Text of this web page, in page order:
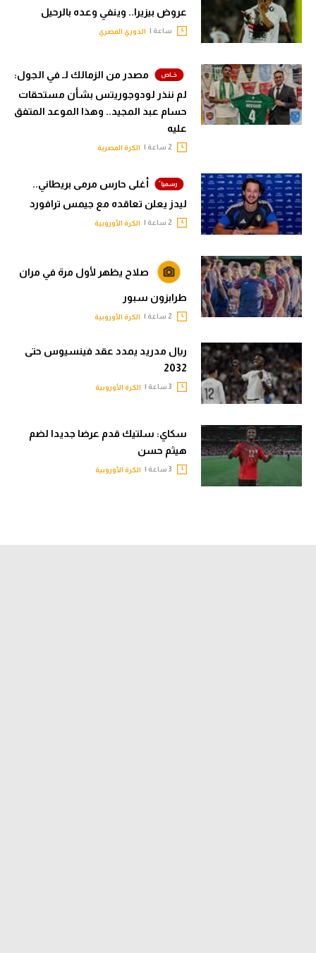
عروض بيزيرا.. وينفي وعده بالرحيل
ساعة | الدوري المصري
مصدر من الزمالك لـ في الجول:
لم ننذر لودوجوريتس بشأن مستحقات
حسام عبد المجيد.. وهذا الموعد المتفق
عليه
الكرة المصرية
أغلى حارس مرمى بريطاني..
ليدز يعلن تعاقده مع جيمس ترافورد
الكرة الأوروبية
صلاح يظهر لأول مرة في مران
طرابزون سبور
الكرة الأوروبية
ريال مدريد يمدد عقد فينسيوس حتى
2032
الكرة الأوروبية
سكاي: سلتيك قدم عرضا جديدا لضم
هيثم حسن
الكرة الأوروبية